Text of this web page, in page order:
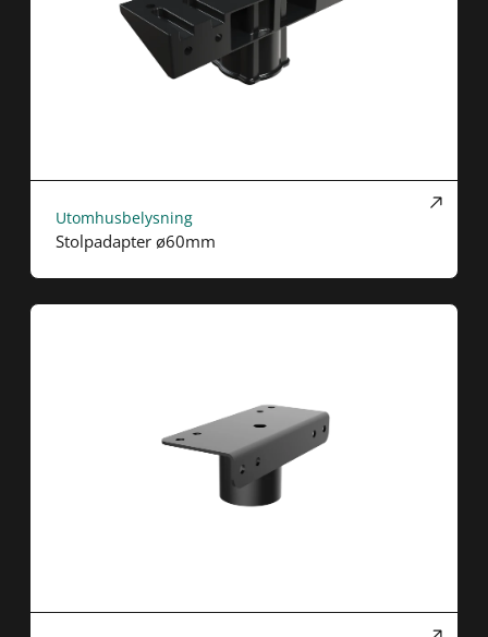
Utomhusbelysning
Stolpadapter ø60mm